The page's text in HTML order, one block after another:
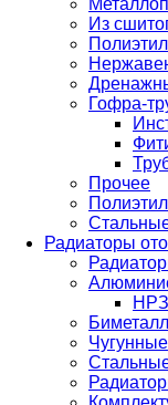
Из
Гофра-
Прочее
Радиаторы
НРЗ
Чугунные